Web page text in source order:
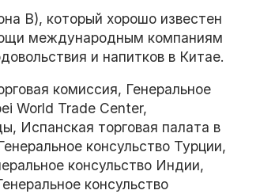
В), который хорошо известен
международным компаниям
и напитков в Китае.
комиссия, Генеральное
World Trade Center,
Испанская торговая палата в
консульство Турции,
консульство Индии,
консульство